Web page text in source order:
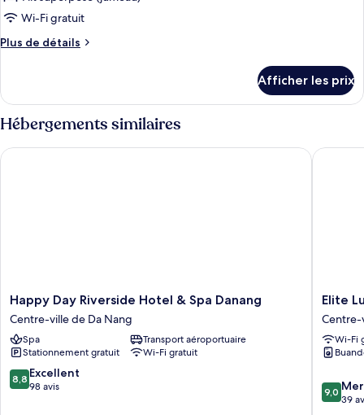
ce
type
de
Dortoir
partagé,
mixte
Wi-Fi gratuit
Plus de détails
Plus
Dortoir
partagé,
mixte
Afficher les prix
Hébergements similaires
Happy
Day
Riverside
Hotel
&
Spa
Danang
Happy Day Riverside Hotel & Spa Danang
Centre-ville de Da Nang
Spa
Transport aéroportuaire
Stationnement gratuit
Wi-Fi gratuit
8.8
sur
8,8 Excellent
98 avis
Happy Day Riverside Hotel & Spa Danang
Elite
Luxury
Hotel
by
Elite24
ville
de
Elite
Centre-
Wi-Fi
9.0
sur
9,0
39
Elite